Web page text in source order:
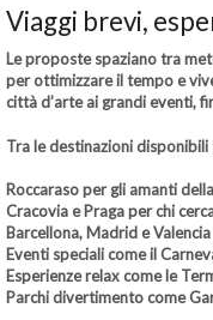
Viaggi brevi,
Le proposte spaziano tra
per ottimizzare il tempo e
città d’arte ai grandi eventi,
Tra le destinazioni
Roccaraso per gli amanti
Cracovia e Praga per chi
Barcellona, Madrid e
Eventi speciali come il
Esperienze relax come le
Parchi divertimento come